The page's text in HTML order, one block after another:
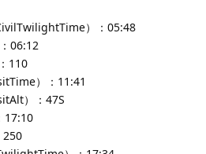
）：05:48
06:12
110
）：11:41
）：47S
17:10
250